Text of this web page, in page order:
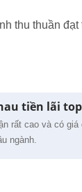
thu thuần
tiền lãi
rất cao và có
ngành.